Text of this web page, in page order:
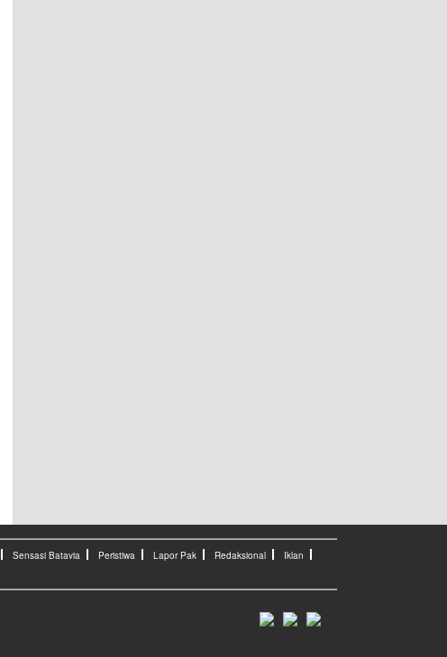
Sensasi Batavia Peristiwa Lapor Pak Redaksional
Iklan